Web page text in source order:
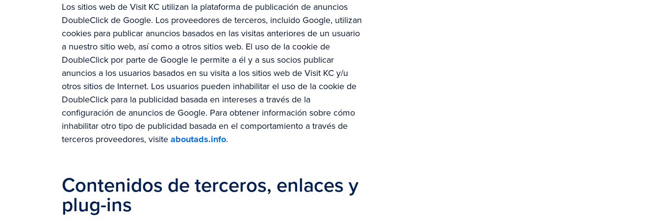
Los sitios web de Visit KC utilizan la plataforma de publicación de anuncios
DoubleClick de Google. Los proveedores de terceros, incluido Google, utilizan
cookies para publicar anuncios basados en las visitas anteriores de un usuario
a nuestro sitio web, así como a otros sitios web. El uso de la cookie de
DoubleClick por parte de Google le permite a él y a sus socios publicar
anuncios a los usuarios basados en su visita a los sitios web de Visit KC y/u
otros sitios de Internet. Los usuarios pueden inhabilitar el uso de la cookie de
DoubleClick para la publicidad basada en intereses a través de la
configuración de anuncios de Google. Para obtener información sobre cómo
inhabilitar otro tipo de publicidad basada en el comportamiento a través de
terceros proveedores, visiteaboutads.info.
Contenidos de terceros, enlaces y
plug-ins